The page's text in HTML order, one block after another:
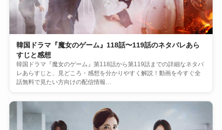
韓国ドラマ『魔女のゲーム』118話〜119話のネタバレあら
すじと感想
韓国ドラマ『魔女のゲーム』第118話から第119話までの詳細なネタバ
レあらすじと、見どころ・感想を分かりやすく解説！動画を今すぐ全
話無料で見たい方向けの配信情報…